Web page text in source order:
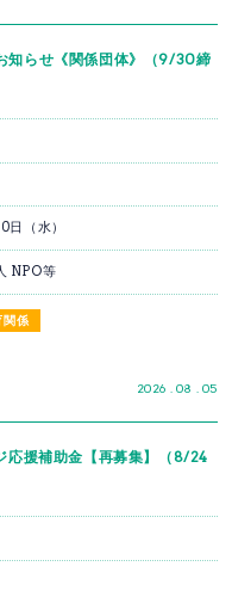
知らせ《関係団体》（9/30締
関係
2026 . 08 . 05
（水）
NPO等
応援補助金【再募集】（8/24